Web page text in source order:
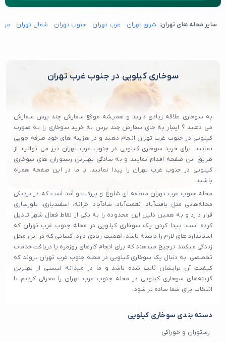
سایر محله های تهران: شرق تهران غرب تهران جنوب تهران شمال تهران
سوخاری کیلویی در جنوب غرب تهران
به سوخاری علاقه زیادی دارید و همیشه موقع سفارش چند پرس سفارش
می دهید ؟ اینبار به جای سفارش چند پرس به خرید سوخاری را به صورت
کیلویی در جنوب غرب تهران انجام دهید و در هزینه های خود صرفه جویی
نمایید. برای خرید سوخاری کیلویی در جنوب غرب تهران نیز می توانید از
طریق این صفحه اقدام نمایید و به سادگی بهترین رستوران های سوخاری
کیلویی در جنوب غرب تهران را پیدا نمایید. با ما در این صفحه همراه
باشید.
محله جنوب غرب تهران منطقه ای شلوغ و پررفت و آمد است که در نزدیکی
محله‌هایی مثل یافت‌آباد، نعمت‌آباد، شادآباد، خزانه، اسفندیاری، بلورسازی
قرار دارد و به همین دلیل این محدوده را به یکی از نقاط فعال شهر تبدیل
کرده است. پیدا کردن یک سوخاری کیلویی در محله جنوب غرب تهران که
استاندارد های لازم را داشته باشد، اهمیت زیادی دارد. کسانی که در این محل
زندگی میکنند ترجیح میدهند که برای انجام کارهای روزمره یا دریافت خدمات
تخصصی، به دنبال یک سوخاری کیلویی در محله جنوب غرب تهران بروند که
کیفیت آن برایشان ثابت شده باشد و ما در میدانه لیستی از بهترین
گزینه‌های سوخاری کیلویی در محله جنوب غرب تهران را معرفی کردیم تا
انتخاب برای شما ساده‌ تر شود.
دسته بندی سوخاری کیلویی
رستوران و خوراکی